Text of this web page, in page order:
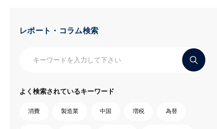
レポート・コラム検索
よく検索されているキーワード
消費 製造業 中国 増税 為替